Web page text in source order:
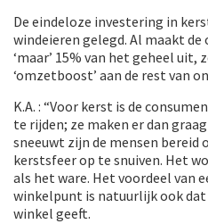
De eindeloze investering in
windeieren gelegd. Al maakt
‘maar’ 15% van het geheel uit,
‘omzetboost’ aan de rest van
K.A. : “Voor kerst is de
te rijden; ze maken er dan
sneeuwt zijn de mensen bereid
kerstsfeer op te snuiven. Het
als het ware. Het voordeel van
winkelpunt is natuurlijk ook dat
winkel geeft.